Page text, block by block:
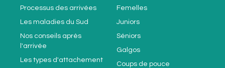
Processus des arrivées
Les maladies du Sud
Nos conseils après
l'arrivée
Les types d'attachement
Femelles
Juniors
Séniors
Galgos
Coups de pouce